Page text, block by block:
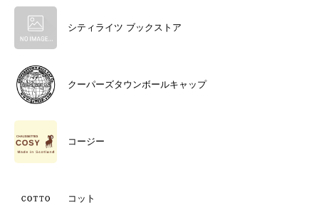
シティライツ ブックストア
クーパーズタウンボールキャップ
コージー
コット